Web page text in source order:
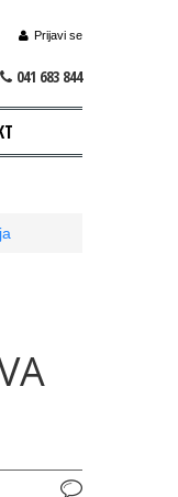
Prijavi se
041 683 844